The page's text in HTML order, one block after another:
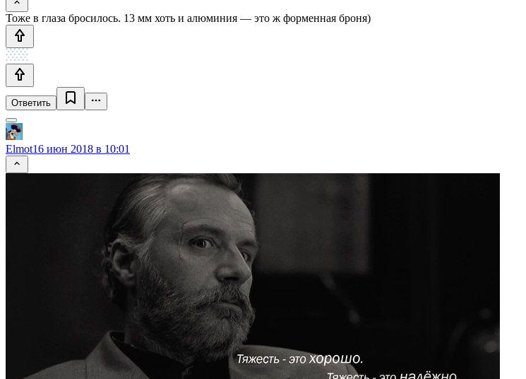
Тоже в глаза бросилось. 13 мм хоть и алюминия — это ж форменная броня)
Ответить
Elmot16 июн 2018 в 10:01